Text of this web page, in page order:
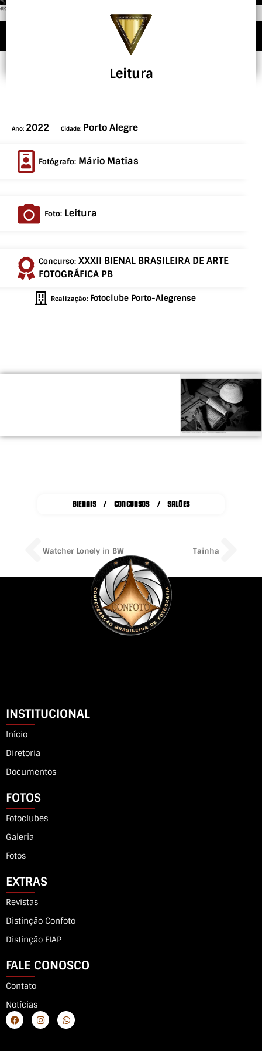
Leitura
Ano: 2022 Cidade: Porto Alegre
Fotógrafo: Mário Matias
Foto: Leitura
Concurso: XXXII BIENAL BRASILEIRA DE ARTE
FOTOGRÁFICA PB
Realização: Fotoclube Porto-Alegrense
BIENAIS / CONCURSOS / SALÕES
Prev
Watcher Lonely in BW Tainha
INSTITUCIONAL
Início
Diretoria
Documentos
FOTOS
Fotoclubes
Galeria
Fotos
EXTRAS
Revistas
Distinção Confoto
Distinção FIAP
FALE CONOSCO
Contato
Notícias
F
a
c
I
n
s
W
h
a